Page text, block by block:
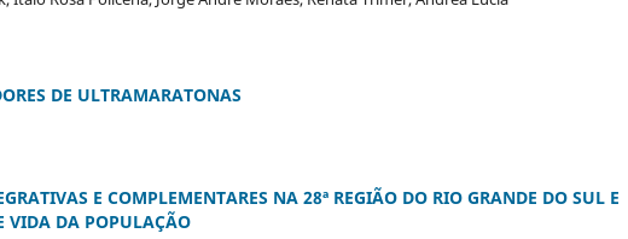
DE ULTRAMARATONAS
E COMPLEMENTARES NA 28ª REGIÃO DO RIO GRANDE DO SUL E
VIDA DA POPULAÇÃO